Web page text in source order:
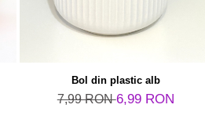
Bol din plastic alb
7,99 RON6,99 RON